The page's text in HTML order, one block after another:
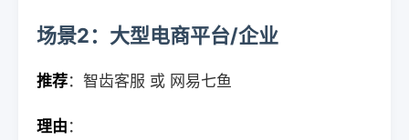
场景2：大型电商平台/企业
推荐：智齿客服 或 网易七鱼
理由 ：